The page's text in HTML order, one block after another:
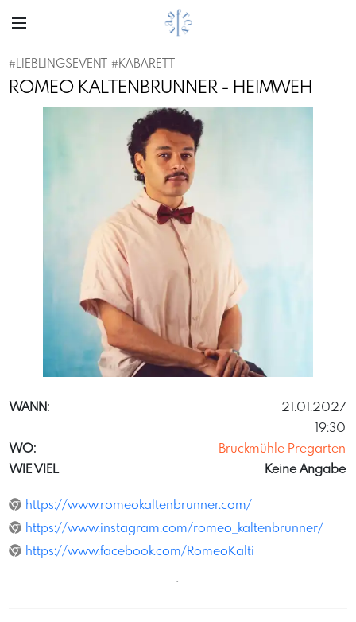
#LIEBLINGSEVENT #KABARETT
ROMEO KALTENBRUNNER - HEIMWEH
Previous
WANN:
21.01.2027
19:30
WO:
Bruckmühle Pregarten
WIE VIEL
Keine Angabe
https://www.romeokaltenbrunner.com/
https://www.instagram.com/romeo_kaltenbrunner/
https://www.facebook.com/RomeoKalti
´